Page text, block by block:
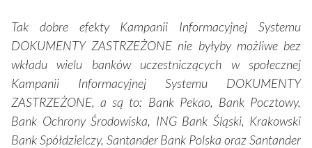
Tak dobre efekty Kampanii Informacyjnej Systemu
DOKUMENTY ZASTRZEŻONE nie byłyby możliwe bez
wkładu wielu banków uczestniczących w społecznej
Kampanii Informacyjnej Systemu DOKUMENTY
ZASTRZEŻONE, a są to: Bank Pekao, Bank Pocztowy,
Bank Ochrony Środowiska, ING Bank Śląski, Krakowski
Bank Spółdzielczy, Santander Bank Polska oraz Santander